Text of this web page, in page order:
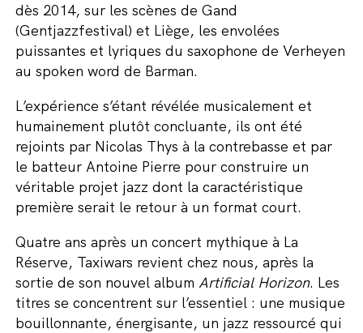
dès 2014, sur les scènes de Gand
(Gentjazzfestival) et Liège, les envolées
puissantes et lyriques du saxophone de Verheyen
au spoken word de Barman.
L’expérience s’étant révélée musicalement et
humainement plutôt concluante, ils ont été
rejoints par Nicolas Thys à la contrebasse et par
le batteur Antoine Pierre pour construire un
véritable projet jazz dont la caractéristique
première serait le retour à un format court.
Quatre ans après un concert mythique à La
Réserve, Taxiwars revient chez nous, après la
sortie de son nouvel album Artificial Horizon. Les
titres se concentrent sur l’essentiel : une musique
bouillonnante, énergisante, un jazz ressourcé qui